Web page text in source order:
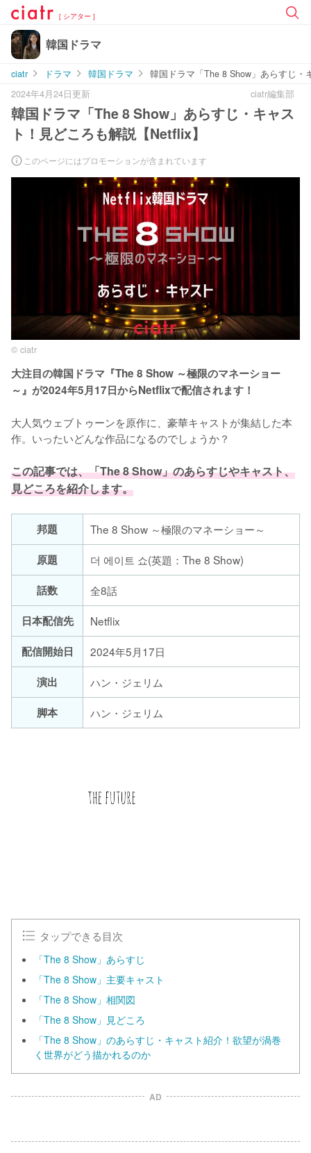
[ シアター ]
韓国ドラマ
ciatr ドラマ 韓国ドラマ
韓国ドラマ「The 8 Show」あらすじ
2024年4月24日更新
ciatr編集部
韓国ドラマ「The 8 Show」あらすじ・キャス
ト！見どころも解説【Netflix】
このページにはプロモーションが含まれています
© ciatr
大注目の韓国ドラマ『The 8 Show ～極限のマネーショー
～』が2024年5月17日からNetflixで配信されます！
大人気ウェブトゥーンを原作に、豪華キャストが集結した本
作。いったいどんな作品になるのでしょうか？
この記事では、「The 8 Show」のあらすじやキャスト、
見どころを紹介します。
邦題
The 8 Show ～極限のマネーショー～
原題
더 에이트 쇼(英題：The 8 Show)
話数
全8話
日本配信先
Netflix
配信開始日
2024年5月17日
演出
ハン・ジェリム
脚本
ハン・ジェリム
タップできる目次
「The 8 Show」あらすじ
「The 8 Show」主要キャスト
「The 8 Show」相関図
「The 8 Show」見どころ
「The 8 Show」のあらすじ・キャスト紹介！欲望が渦巻
く世界がどう描かれるのか
AD